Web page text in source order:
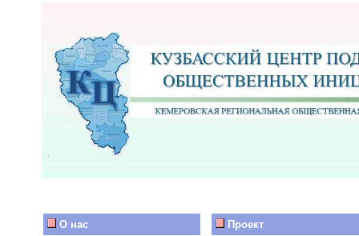
О нас Проект